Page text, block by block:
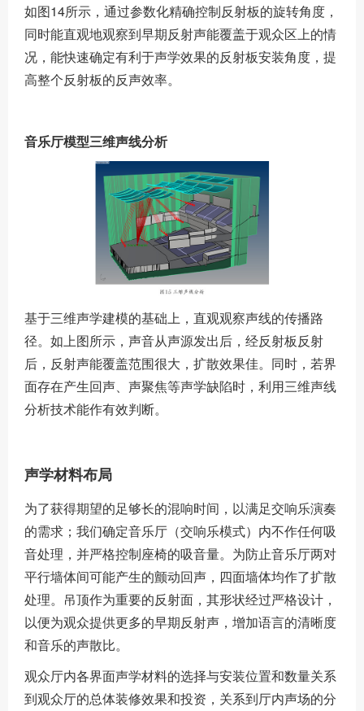
如图14所示，通过参数化精确控制反射板的旋转角度，
同时能直观地观察到早期反射声能覆盖于观众区上的情
况，能快速确定有利于声学效果的反射板安装角度，提
高整个反射板的反声效率。
音乐厅模型三维声线分析
基于三维声学建模的基础上，直观观察声线的传播路
径。如上图所示，声音从声源发出后，经反射板反射
后，反射声能覆盖范围很大，扩散效果佳。同时，若界
面存在产生回声、声聚焦等声学缺陷时，利用三维声线
分析技术能作有效判断。
声学材料布局
为了获得期望的足够长的混响时间，以满足交响乐演奏
的需求；我们确定音乐厅（交响乐模式）内不作任何吸
音处理，并严格控制座椅的吸音量。为防止音乐厅两对
平行墙体间可能产生的颤动回声，四面墙体均作了扩散
处理。吊顶作为重要的反射面，其形状经过严格设计，
以便为观众提供更多的早期反射声，增加语言的清晰度
和音乐的声散比。
观众厅内各界面声学材料的选择与安装位置和数量关系
到观众厅的总体装修效果和投资，关系到厅内声场的分